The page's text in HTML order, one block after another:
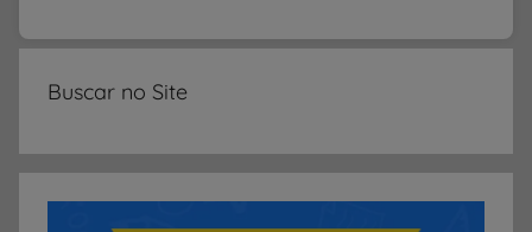
Buscar no Site